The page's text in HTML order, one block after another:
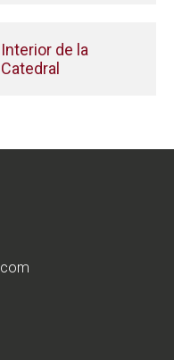
Interior de la
Catedral